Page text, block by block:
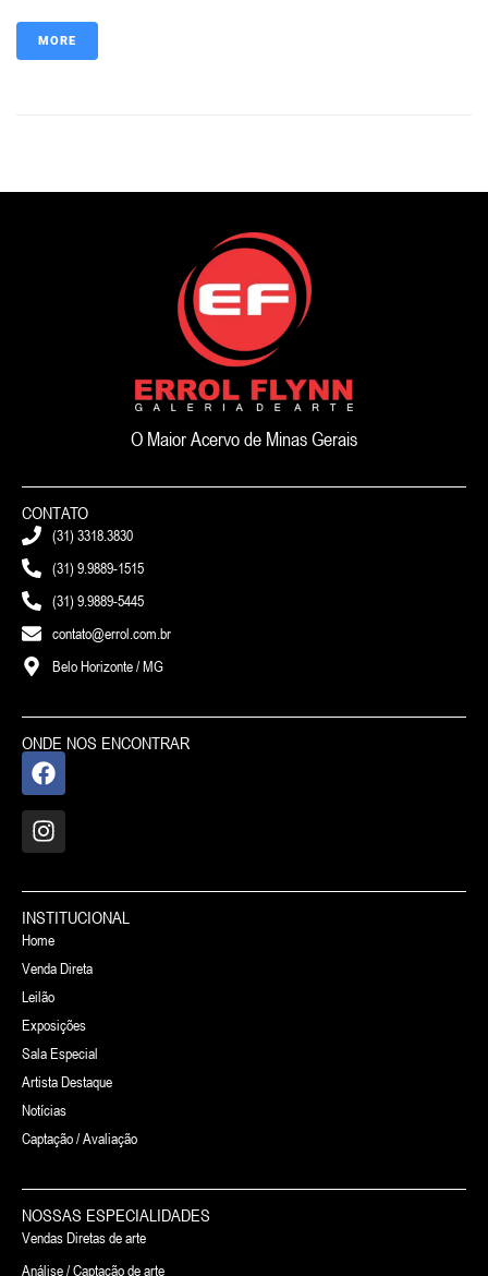
MORE
O Maior Acervo de Minas Gerais
CONTATO
(31) 3318.3830
(31) 9.9889-1515
(31) 9.9889-5445
contato@errol.com.br
Belo Horizonte / MG
ONDE NOS ENCONTRAR
INSTITUCIONAL
Home
Venda Direta
Leilão
Exposições
Sala Especial
Artista Destaque
Notícias
Captação / Avaliação
NOSSAS ESPECIALIDADES
Vendas Diretas de arte
Análise / Captação de arte